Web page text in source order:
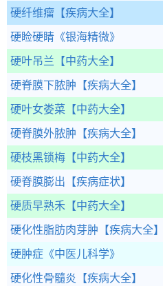
硬纤维瘤 【疾病大全】
硬睑硬睛 《银海精微》
硬叶吊兰 【中药大全】
硬脊膜下脓肿 【疾病大全】
硬叶女娄菜 【中药大全】
硬脊膜外脓肿 【疾病大全】
硬枝黑锁梅 【中药大全】
硬脊膜膨出 【疾病症状】
硬质早熟禾 【中药大全】
硬化性脂肪肉芽肿 【疾病大全】
硬肿症 《中医儿科学》
硬化性骨髓炎 【疾病大全】